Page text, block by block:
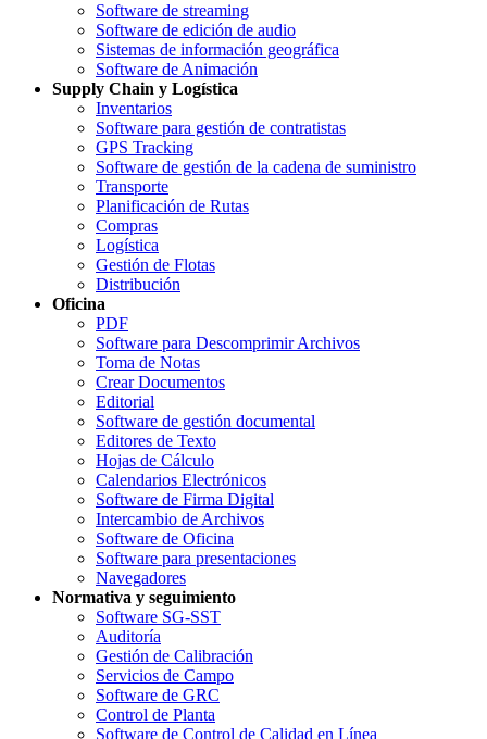
Software de streaming
Software de edición de audio
Sistemas de información geográfica
Software de Animación
Supply Chain y Logística
Inventarios
Software para gestión de contratistas
GPS Tracking
Software de gestión de la cadena de suministro
Transporte
Planificación de Rutas
Compras
Logística
Gestión de Flotas
Distribución
Oficina
PDF
Software para Descomprimir Archivos
Toma de Notas
Crear Documentos
Editorial
Software de gestión documental
Editores de Texto
Hojas de Cálculo
Calendarios Electrónicos
Software de Firma Digital
Intercambio de Archivos
Software de Oficina
Software para presentaciones
Navegadores
Normativa y seguimiento
Software SG-SST
Auditoría
Gestión de Calibración
Servicios de Campo
Software de GRC
Control de Planta
Software de Control de Calidad en Línea